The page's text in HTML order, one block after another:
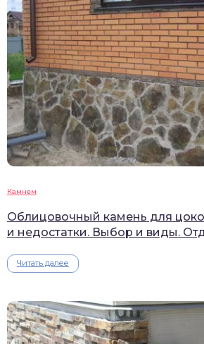
Камнем
Облицовочный камень для
и недостатки. Выбор и виды.
Читать далее